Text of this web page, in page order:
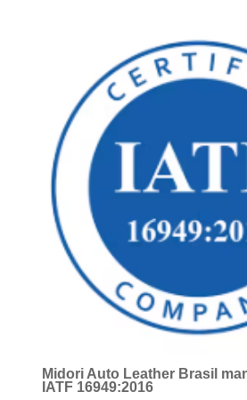
Midori Auto Leather Brasil
IATF 16949:2016